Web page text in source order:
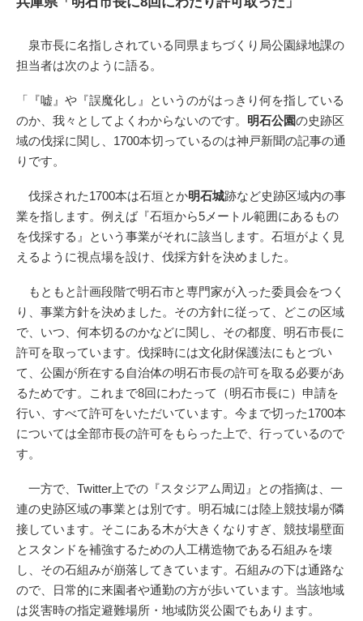
泉市長に名指しされている同県まちづくり局公園緑地課の
担当者は次のように語る。
「『嘘』や『誤魔化し』というのがはっきり何を指している
のか、我々としてよくわからないのです。 明石公園の史跡区
域の伐採に関し、1700本切っているのは神戸新聞の記事の通
りです。
伐採された1700本は石垣とか明石城跡など史跡区域内の事
業を指します。例えば『石垣から5メートル範囲にあるもの
を伐採する』という事業がそれに該当します。石垣がよく見
えるように視点場を設け、伐採方針を決めました。
もともと計画段階で明石市と専門家が入った委員会をつく
り、事業方針を決めました。その方針に従って、どこの区域
で、いつ、何本切るのかなどに関し、その都度、明石市長に
許可を取っています。伐採時には文化財保護法にもとづい
て、公園が所在する自治体の明石市長の許可を取る必要があ
るためです。これまで8回にわたって（明石市長に）申請を
行い、すべて許可をいただいています。今まで切った1700本
については全部市長の許可をもらった上で、行っているので
す。
一方で、Twitter上での『スタジアム周辺』との指摘は、一
連の史跡区域の事業とは別です。明石城には陸上競技場が隣
接しています。そこにある木が大きくなりすぎ、競技場壁面
とスタンドを補強するための人工構造物である石組みを壊
し、その石組みが崩落してきています。石組みの下は通路な
ので、日常的に来園者や通勤の方が歩いています。当該地域
は災害時の指定避難場所・地域防災公園でもあります。